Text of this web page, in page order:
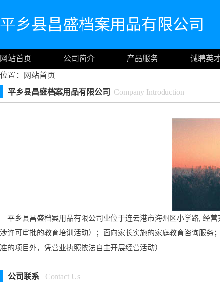
平乡县昌盛档案用品有限公司
网站首页 公司简介 产品服务
诚聘英
位置：
网站首页
平乡县昌盛档案用品有限公司
Company Introduction
平乡县昌盛档案用品有限公司业位于连云港市海州区小学路, 经
涉许可审批的教育培训活动）；面向家长实施的家庭教育咨询服
准的项目外，凭营业执照依法自主开展经营活动）
公司联系 Contact Us